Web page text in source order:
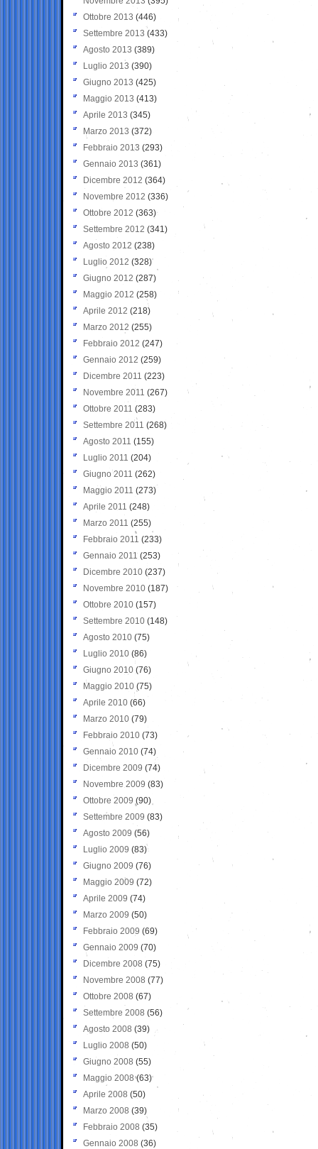
Ottobre 2013 (446)
Settembre 2013 (433)
Agosto 2013 (389)
Luglio 2013 (390)
Giugno 2013 (425)
Maggio 2013 (413)
Aprile 2013 (345)
Marzo 2013 (372)
Febbraio 2013 (293)
Gennaio 2013 (361)
Dicembre 2012 (364)
Novembre 2012 (336)
Ottobre 2012 (363)
Settembre 2012 (341)
Agosto 2012 (238)
Luglio 2012 (328)
Giugno 2012 (287)
Maggio 2012 (258)
Aprile 2012 (218)
Marzo 2012 (255)
Febbraio 2012 (247)
Gennaio 2012 (259)
Dicembre 2011 (223)
Novembre 2011 (267)
Ottobre 2011 (283)
Settembre 2011 (268)
Agosto 2011 (155)
Luglio 2011 (204)
Giugno 2011 (262)
Maggio 2011 (273)
Aprile 2011 (248)
Marzo 2011 (255)
Febbraio 2011 (233)
Gennaio 2011 (253)
Dicembre 2010 (237)
Novembre 2010 (187)
Ottobre 2010 (157)
Settembre 2010 (148)
Agosto 2010 (75)
Luglio 2010 (86)
Giugno 2010 (76)
Maggio 2010 (75)
Aprile 2010 (66)
Marzo 2010 (79)
Febbraio 2010 (73)
Gennaio 2010 (74)
Dicembre 2009 (74)
Novembre 2009 (83)
Ottobre 2009 (90)
Settembre 2009 (83)
Agosto 2009 (56)
Luglio 2009 (83)
Giugno 2009 (76)
Maggio 2009 (72)
Aprile 2009 (74)
Marzo 2009 (50)
Febbraio 2009 (69)
Gennaio 2009 (70)
Dicembre 2008 (75)
Novembre 2008 (77)
Ottobre 2008 (67)
Settembre 2008 (56)
Agosto 2008 (39)
Luglio 2008 (50)
Giugno 2008 (55)
Maggio 2008(63)
Aprile 2008 (50)
Marzo 2008 (39)
Febbraio 2008 (35)
Gennaio 2008 (36)